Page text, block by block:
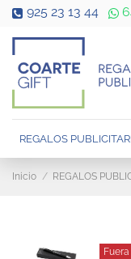
925 23 13 44
REGALOS
Inicio REGALOS